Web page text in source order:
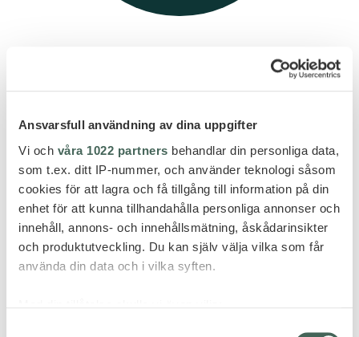
Ansvarsfull användning av dina uppgifter
Vi och våra 1022 partners behandlar din personliga data,
som t.ex. ditt IP-nummer, och använder teknologi såsom
cookies för att lagra och få tillgång till information på din
enhet för att kunna tillhandahålla personliga annonser och
innehåll, annons- och innehållsmätning, åskådarinsikter
och produktutveckling. Du kan själv välja vilka som får
använda din data och i vilka syften.
GÖR FÖRFRÅGAN